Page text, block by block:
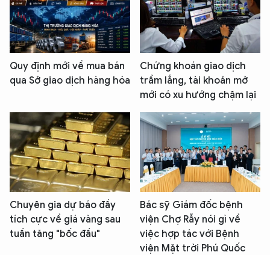
Quy định mới về mua bán
qua Sở giao dịch hàng hóa
Chứng khoán giao dịch
trầm lắng, tài khoản mở
mới có xu hướng chậm lại
Chuyên gia dự báo đầy
tích cực về giá vàng sau
tuần tăng "bốc đầu"
Bác sỹ Giám đốc bệnh
viện Chợ Rẫy nói gì về
việc hợp tác với Bệnh
viện Mặt trời Phú Quốc